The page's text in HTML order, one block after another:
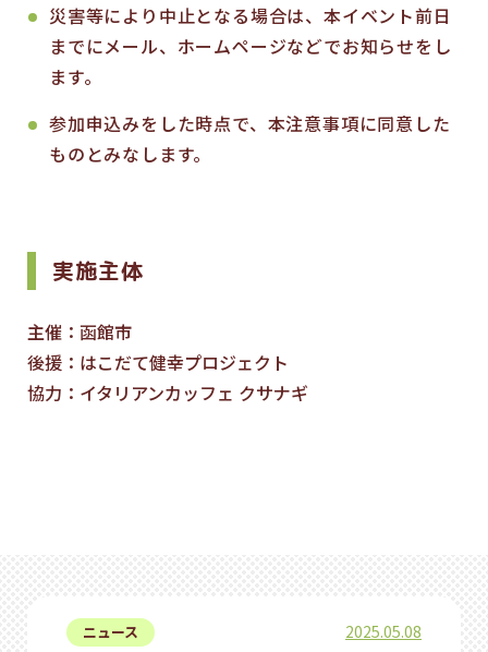
災害等により中止となる場合は、本イベント前日
までにメール、ホームページなどでお知らせをし
ます。
参加申込みをした時点で、本注意事項に同意した
ものとみなします。
実施主体
主催：函館市
後援：はこだて健幸プロジェクト
協力：イタリアンカッフェ クサナギ
ニュース 2025.05.08